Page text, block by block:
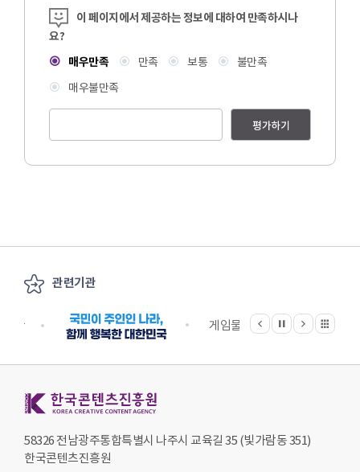
콘텐츠 만족도 조사
이 페이지에서 제공하는 정보에 대하여 만족하시나
요?
매우만족
만족 보통
불만족
매우불만족
평가하기
관련기관
게임물관리위원회
이전
정지
다음 관련기관 전체보기
58326 전남광주통합특별시 나주시 교육길 35 (빛가람동 351)
한국콘텐츠진흥원